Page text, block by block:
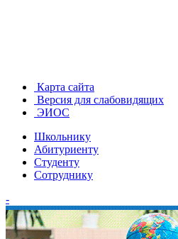
Карта сайта
Версия для слабовидящих
ЭИОС
Школьнику
Абитуриенту
Студенту
Сотруднику
-